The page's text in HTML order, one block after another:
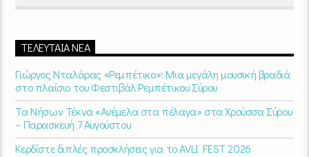
ΤΕΛΕΥΤΑΊΑ ΝΈΑ
Γιώργος Νταλάρας «Ρεμπέτικο»: Μια μεγάλη μουσική βραδιά
στο πλαίσιο του Φεστιβάλ Ρεμπέτικου Σύρου
Τα Νήσων Τέκνα «Ανέμελα στα πέλαγα» στα Χρούσσα Σύρου
– Παρασκευή 7 Αυγούστου
Κερδίστε διπλές προσκλήσεις για το AVLI FEST 2026